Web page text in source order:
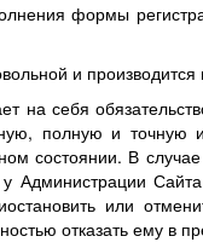
формы
и
на себя
полную и
состоянии. В
или
отказать ему в